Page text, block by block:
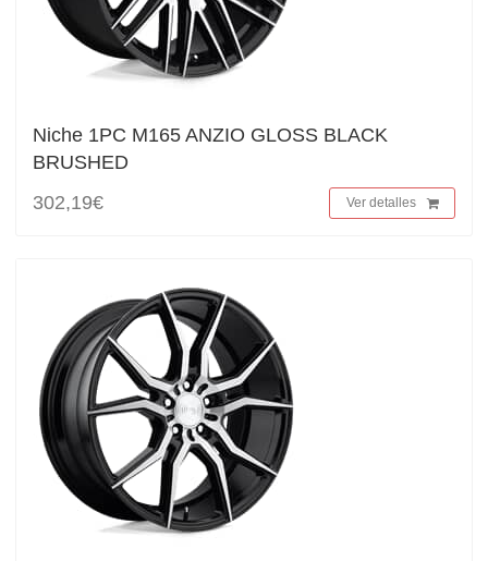
Niche 1PC M165 ANZIO GLOSS BLACK
BRUSHED
302,19€
Ver detalles